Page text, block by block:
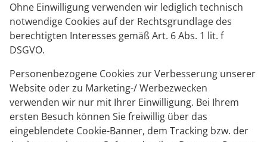
Ohne Einwilligung verwenden wir lediglich technisch
notwendige Cookies auf der Rechtsgrundlage des
berechtigten Interesses gemäß Art. 6 Abs. 1 lit. f
DSGVO.
Personenbezogene Cookies zur Verbesserung unserer
Website oder zu Marketing-/ Werbezwecken
verwenden wir nur mit Ihrer Einwilligung. Bei Ihrem
ersten Besuch können Sie freiwillig über das
eingeblendete Cookie-Banner, dem Tracking bzw. der